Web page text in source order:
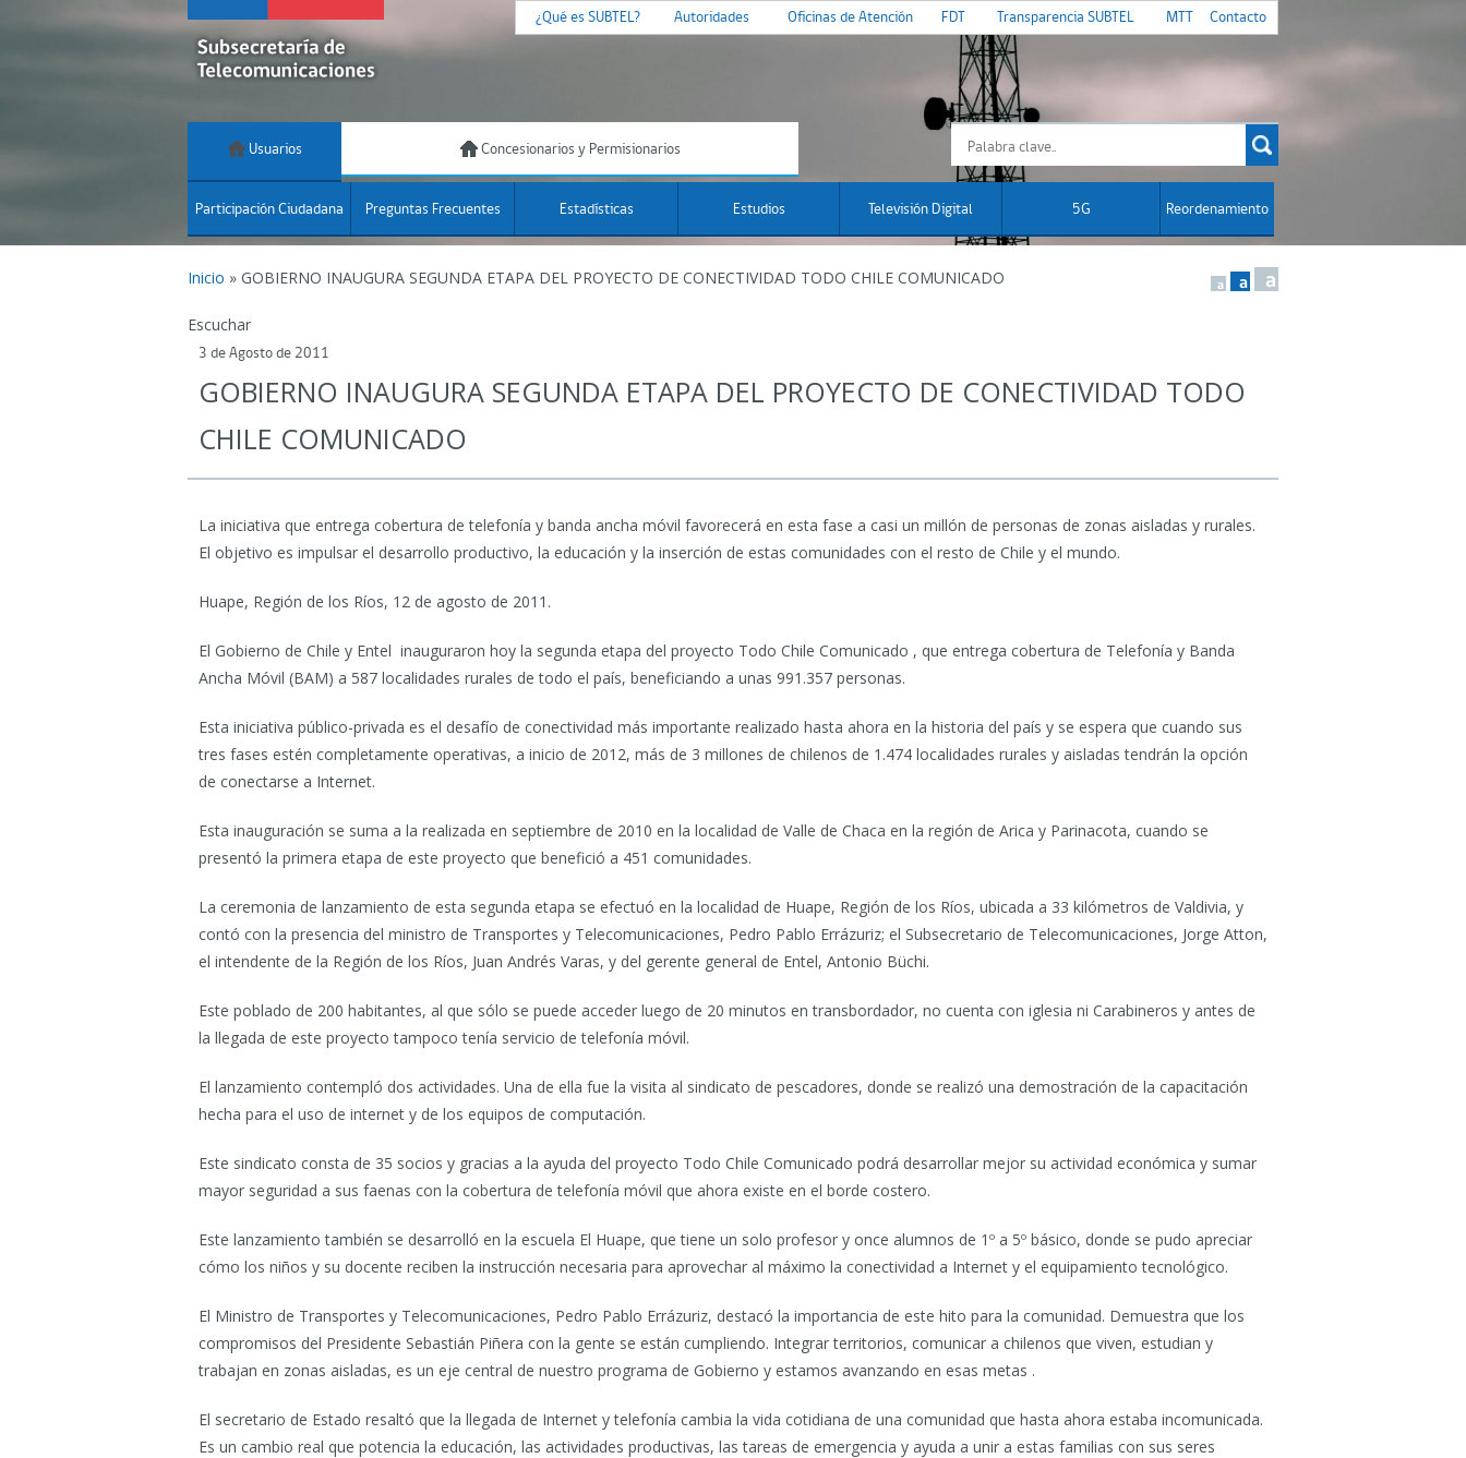
¿Qué es SUBTEL? Autoridades Oficinas de Atención FDT Transparencia SUBTEL MTT Contacto
Usuarios Concesionarios y Permisionarios
Participación Ciudadana Preguntas Frecuentes Estadísticas Estudios Televisión Digital 5G Reordenamiento
Inicio » GOBIERNO INAUGURA SEGUNDA ETAPA DEL PROYECTO DE CONECTIVIDAD TODO CHILE COMUNICADO a a a
Escuchar
3 de Agosto de 2011
GOBIERNO INAUGURA SEGUNDA ETAPA DEL PROYECTO DE CONECTIVIDAD TODO
CHILE COMUNICADO
La iniciativa que entrega cobertura de telefonía y banda ancha móvil favorecerá en esta fase a casi un millón de personas de zonas aisladas y rurales.
El objetivo es impulsar el desarrollo productivo, la educación y la inserción de estas comunidades con el resto de Chile y el mundo.
Huape, Región de los Ríos, 12 de agosto de 2011.
El Gobierno de Chile y Entel inauguraron hoy la segunda etapa del proyecto Todo Chile Comunicado , que entrega cobertura de Telefonía y Banda
Ancha Móvil (BAM) a 587 localidades rurales de todo el país, beneficiando a unas 991.357 personas.
Esta iniciativa público-privada es el desafío de conectividad más importante realizado hasta ahora en la historia del país y se espera que cuando sus
tres fases estén completamente operativas, a inicio de 2012, más de 3 millones de chilenos de 1.474 localidades rurales y aisladas tendrán la opción
de conectarse a Internet.
Esta inauguración se suma a la realizada en septiembre de 2010 en la localidad de Valle de Chaca en la región de Arica y Parinacota, cuando se
presentó la primera etapa de este proyecto que benefició a 451 comunidades.
La ceremonia de lanzamiento de esta segunda etapa se efectuó en la localidad de Huape, Región de los Ríos, ubicada a 33 kilómetros de Valdivia, y
contó con la presencia del ministro de Transportes y Telecomunicaciones, Pedro Pablo Errázuriz; el Subsecretario de Telecomunicaciones, Jorge Atton,
el intendente de la Región de los Ríos, Juan Andrés Varas, y del gerente general de Entel, Antonio Büchi.
Este poblado de 200 habitantes, al que sólo se puede acceder luego de 20 minutos en transbordador, no cuenta con iglesia ni Carabineros y antes de
la llegada de este proyecto tampoco tenía servicio de telefonía móvil.
El lanzamiento contempló dos actividades. Una de ella fue la visita al sindicato de pescadores, donde se realizó una demostración de la capacitación
hecha para el uso de internet y de los equipos de computación.
Este sindicato consta de 35 socios y gracias a la ayuda del proyecto Todo Chile Comunicado podrá desarrollar mejor su actividad económica y sumar
mayor seguridad a sus faenas con la cobertura de telefonía móvil que ahora existe en el borde costero.
Este lanzamiento también se desarrolló en la escuela El Huape, que tiene un solo profesor y once alumnos de 1º a 5º básico, donde se pudo apreciar
cómo los niños y su docente reciben la instrucción necesaria para aprovechar al máximo la conectividad a Internet y el equipamiento tecnológico.
El Ministro de Transportes y Telecomunicaciones, Pedro Pablo Errázuriz, destacó la importancia de este hito para la comunidad. Demuestra que los
compromisos del Presidente Sebastián Piñera con la gente se están cumpliendo. Integrar territorios, comunicar a chilenos que viven, estudian y
trabajan en zonas aisladas, es un eje central de nuestro programa de Gobierno y estamos avanzando en esas metas .
El secretario de Estado resaltó que la llegada de Internet y telefonía cambia la vida cotidiana de una comunidad que hasta ahora estaba incomunicada.
Es un cambio real que potencia la educación, las actividades productivas, las tareas de emergencia y ayuda a unir a estas familias con sus seres